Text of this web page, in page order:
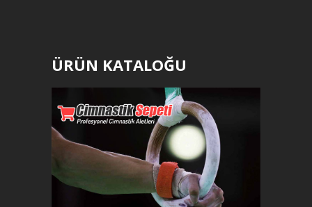
ÜRÜN KATALOĞU